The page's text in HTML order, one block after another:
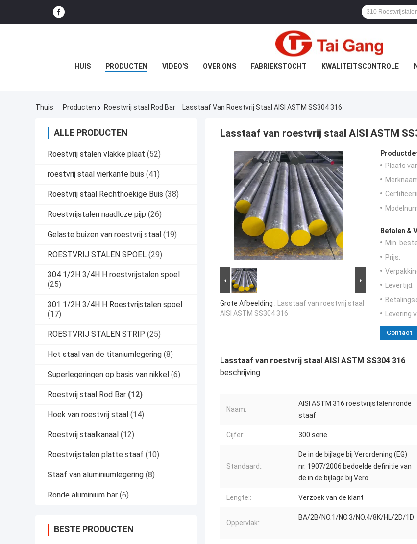
HUIS PRODUCTEN VIDEO'S OVER ONS FABRIEKSTOCHT KWALITEITSCONTROLE
Thuis Producten Roestvrij staal Rod Bar Lasstaaf Van Roestvrij Staal AISI ASTM SS304 316
ALLE PRODUCTEN
Roestvrij stalen vlakke plaat (52)
roestvrij staal vierkante buis (41)
Roestvrij staal Rechthoekige Buis (38)
Roestvrijstalen naadloze pijp (26)
Gelaste buizen van roestvrij staal (19)
ROESTVRIJ STALEN SPOEL (29)
304 1/2H 3/4H H roestvrijstalen spoel
(25)
301 1/2H 3/4H H Roestvrijstalen spoel
(17)
ROESTVRIJ STALEN STRIP (25)
Het staal van de titaniumlegering (8)
Superlegeringen op basis van nikkel (6)
Roestvrij staal Rod Bar (12)
Hoek van roestvrij staal (14)
Roestvrij staalkanaal (12)
Roestvrijstalen platte staaf (10)
Staaf van aluminiumlegering (8)
Ronde aluminium bar (6)
BESTE PRODUCTEN
Lasstaaf van roestvrij staal AISI ASTM
Grote Afbeelding : Lasstaaf van roestvrij staal
AISI ASTM SS304 316
Plaats
Betalen &
Min.
Prijs:
Levertijd:
Levering
Contact
Lasstaaf van roestvrij staal AISI ASTM SS304 316
beschrijving
Naam:
AISI ASTM 316 roestvrijstalen ronde
staaf
Cijfer:: 300 serie
Standaard::
De in de bijlage bij Verordening (EG)
nr. 1907/2006 bedoelde definitie van
de in de bijlage bij Vero
Lengte:: Verzoek van de klant
Oppervlak::
BA/2B/NO.1/NO.3/NO.4/8K/HL/2D/1D